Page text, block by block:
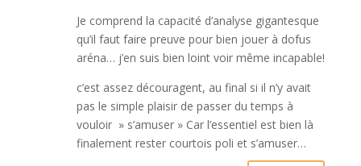
Je comprend la capacité d’analyse gigantesque
qu’il faut faire preuve pour bien jouer à dofus
aréna… j’en suis bien loint voir même incapable!
c’est assez découragent, au final si il n’y avait
pas le simple plaisir de passer du temps à
vouloir » s’amuser » Car l’essentiel est bien là
finalement rester courtois poli et s’amuser…